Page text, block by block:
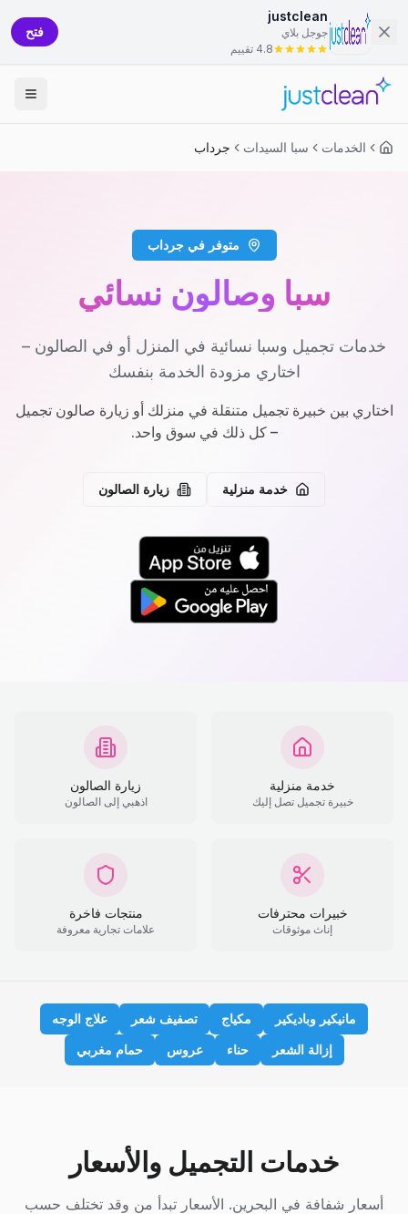
justclean
جوجل بلاي
4.8 تقييم
فتح
الخدمات سبا السيدات جرداب
متوفر في جرداب
سبا وصالون نسائي
خدمات تجميل وسبا نسائية في المنزل أو في الصالون –
اختاري مزودة الخدمة بنفسك
اختاري بين خبيرة تجميل متنقلة في منزلك أو زيارة صالون تجميل
– كل ذلك في سوق واحد.
خدمة منزلية زيارة الصالون
خدمة منزلية
خبيرة تجميل تصل إليك
زيارة الصالون
اذهبي إلى الصالون
خبيرات محترفات
إناث موثوقات
منتجات فاخرة
علامات تجارية معروفة
مانيكير وباديكير مكياج تصفيف شعر
علاج الوجه
إزالة الشعر
حناء عروس حمام مغربي
خدمات التجميل والأسعار
أسعار شفافة في البحرين. الأسعار تبدأ من وقد تختلف حسب